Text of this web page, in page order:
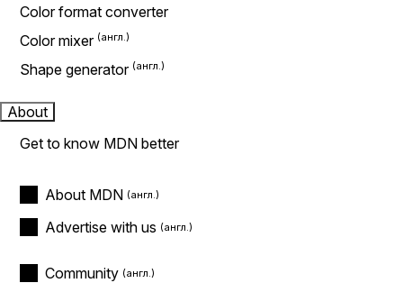
Color format converter
Color mixer
Shape generator
About
Get to know MDN better
About MDN
Advertise with us
Community